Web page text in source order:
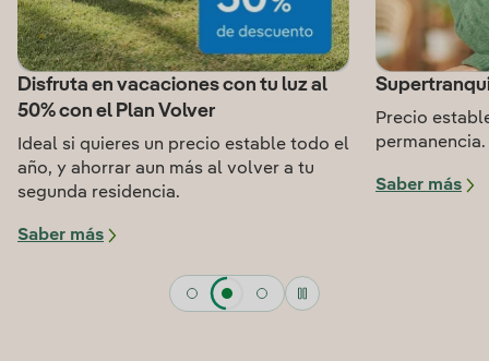
Disfruta en vacaciones con tu luz al
50% con el Plan Volver
Ideal si quieres un precio estable todo el
año, y ahorrar aun más al volver a tu
segunda residencia.
Saber más
Precio
permanencia.
Saber más